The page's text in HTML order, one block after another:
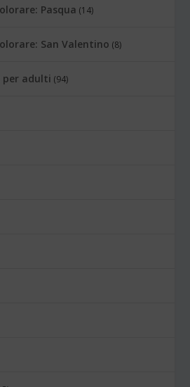
Pasqua (14)
San Valentino (8)
per adulti (94)